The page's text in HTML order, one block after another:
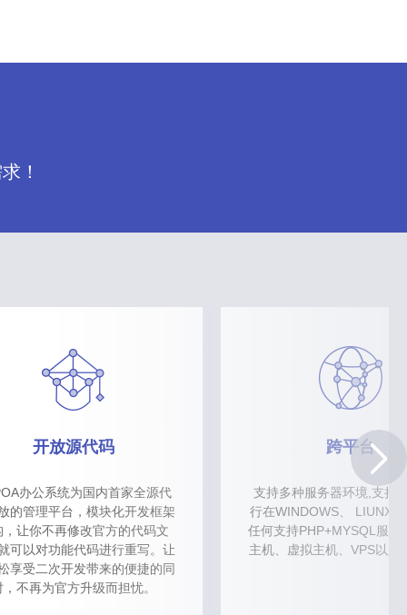
！
开放源代码
办公系统为国内首家全源代
的管理平台，模块化开发框架
，让你不再修改官方的代码文
可以对功能代码进行重写。让
享受二次开发带来的便捷的同
，不再为官方升级而担忧。
跨平台
支持多种服务器环境,支持
行在WINDOWS、 LIUNX
任何支持PHP+MYSQL服务
主机、虚拟主机、VPS以及